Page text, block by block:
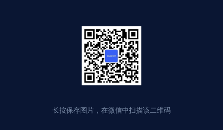
长按保存图片，在微信中扫描该二维码